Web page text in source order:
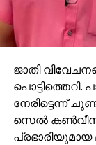
ജാതി
പൊട്ടിത്തെറി.
നേരിട്ടെന്ന്
സെല്‍